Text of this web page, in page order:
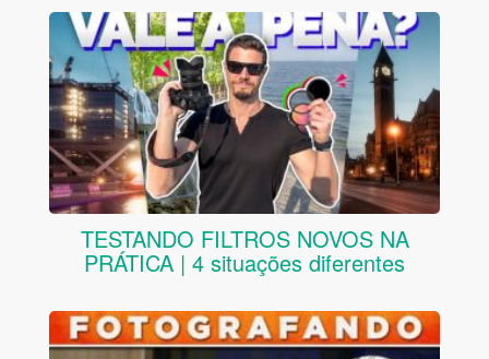
TESTANDO FILTROS NOVOS NA
PRÁTICA | 4 situações diferentes